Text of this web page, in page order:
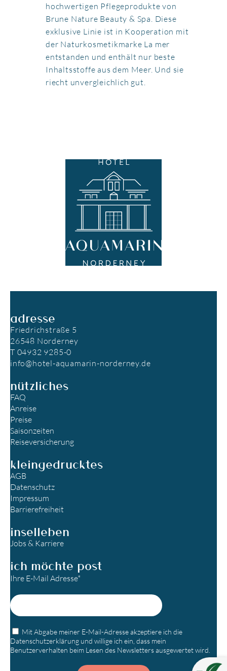
hochwertigen Pflegeprodukte von
Brune Nature Beauty & Spa. Diese
exklusive Linie ist in Kooperation mit
der Naturkosmetikmarke La mer
entstanden und enthält nur beste
Inhaltsstoffe aus dem Meer. Und sie
riecht unvergleichlich gut.
adresse
Friedrichstraße 5
26548 Norderney
T 04932 9285-0
info@hotel-aquamarin-norderney.de
nützliches
FAQ
Anreise
Preise
Saisonzeiten
Reiseversicherung
kleingedrucktes
AGB
Datenschutz
Impressum
Barrierefreiheit
inselleben
Jobs & Karriere
ich möchte post
Ihre E-Mail Adresse*
Mit Abgabe meiner E-Mail-Adresse akzeptiere ich die
Datenschutzerklärung und willige ich ein, dass mein
Benutzerverhalten beim Lesen des Newsletters ausgewertet wird.